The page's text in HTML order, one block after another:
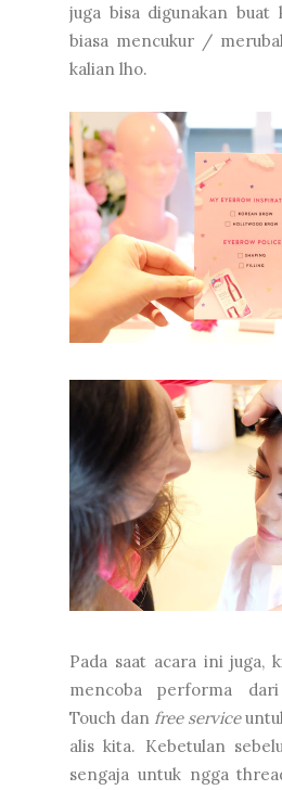
juga bisa digunakan buat
biasa mencukur /
kalian lho.
Pada saat acara ini juga,
mencoba performa
Touch dan free service
alis kita. Kebetulan
sengaja untuk ngga